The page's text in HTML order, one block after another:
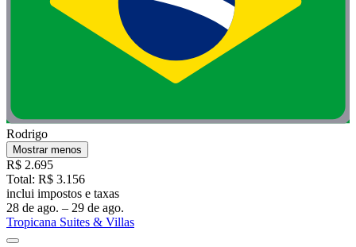
Rodrigo
Mostrar menos
R$ 2.695
Total: R$ 3.156
inclui impostos e taxas
28 de ago. – 29 de ago.
Tropicana Suites & Villas